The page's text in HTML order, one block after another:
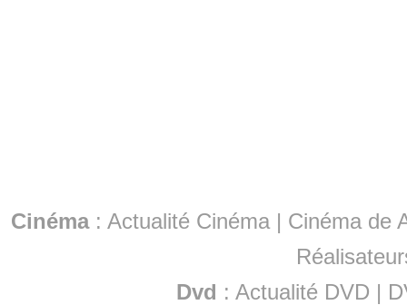
Cinéma: Actualité Cinéma | Cinéma de
Dvd : Actualité DVD |